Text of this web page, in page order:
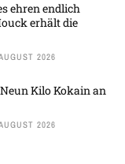
ehren endlich
erhält die
2026
Kilo Kokain an
2026